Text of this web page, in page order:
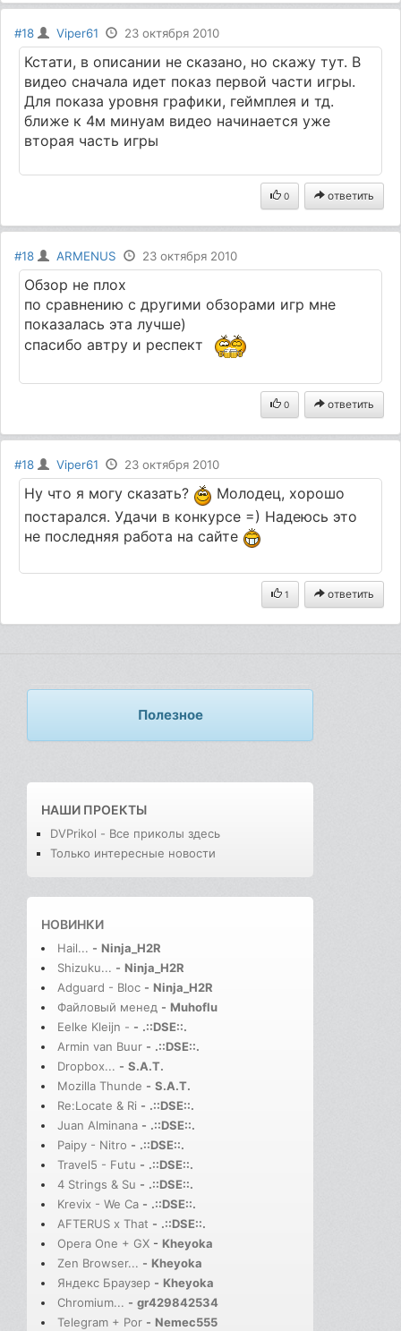
#18 Viper61 23 октября 2010
Кстати, в описании не сказано, но скажу тут. В
видео сначала идет показ первой части игры.
Для показа уровня графики, геймплея и тд.
ближе к 4м минуам видео начинается уже
вторая часть игры
0 ответить
#18 ARMENUS 23 октября 2010
Обзор не плох
по сравнению с другими обзорами игр мне
показалась эта лучше)
спасибо автру и респект
0 ответить
#18 Viper61 23 октября 2010
Ну что я могу сказать?
Молодец, хорошо
постарался. Удачи в конкурсе =) Надеюсь это
не последняя работа на сайте
1 ответить
Полезное
НАШИ ПРОЕКТЫ
DVPrikol - Все приколы здесь
Только интересные новости
НОВИНКИ
Hail... - Ninja_H2R
Shizuku... - Ninja_H2R
Adguard - Bloc - Ninja_H2R
Файловый менед - Muhoflu
Eelke Kleijn - - .::DSE::.
Armin van Buur - .::DSE::.
Dropbox... - S.A.T.
Mozilla Thunde - S.A.T.
Re:Locate & Ri - .::DSE::.
Juan Alminana - .::DSE::.
Paipy - Nitro - .::DSE::.
Travel5 - Futu - .::DSE::.
4 Strings & Su - .::DSE::.
Krevix - We Ca - .::DSE::.
AFTERUS x That - .::DSE::.
Opera One + GX - Kheyoka
Zen Browser... - Kheyoka
Яндекс Браузер - Kheyoka
Chromium... - gr429842534
Telegram + Por - Nemec555